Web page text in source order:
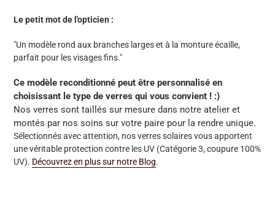
paire
à
votre
panier
Le petit mot de l'opticien :
"Un modèle rond aux branches larges et à la monture écaille,
parfait pour les visages fins."
Ce modèle reconditionné peut être personnalisé en
choisissant le type de verres qui vous convient ! :)
Nos verres sont taillés sur mesure dans notre atelier et
montés par nos soins sur votre paire pour la rendre unique.
Sélectionnés avec attention, nos verres solaires vous apportent
une véritable protection contre les UV (Catégorie 3, coupure 100%
UV). Découvrez en plus sur notre Blog.